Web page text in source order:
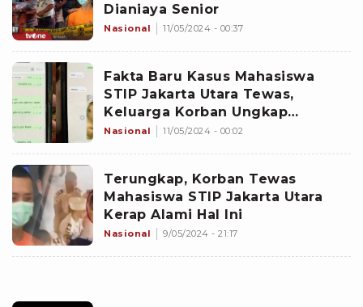
Dianiaya Senior
Nasional 11/05/2024 - 00:37
Fakta Baru Kasus Mahasiswa
STIP Jakarta Utara Tewas,
Keluarga Korban Ungkap
Perilaku Senior
Nasional 11/05/2024 - 00:02
Terungkap, Korban Tewas
Mahasiswa STIP Jakarta Utara
Kerap Alami Hal Ini
Nasional 9/05/2024 - 21:17